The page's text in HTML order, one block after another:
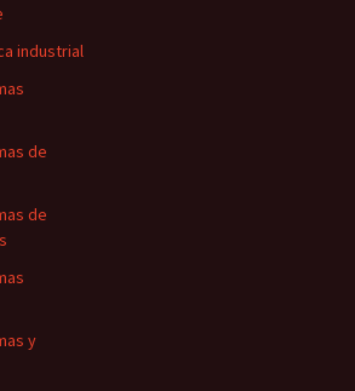
industrial
de
de
y